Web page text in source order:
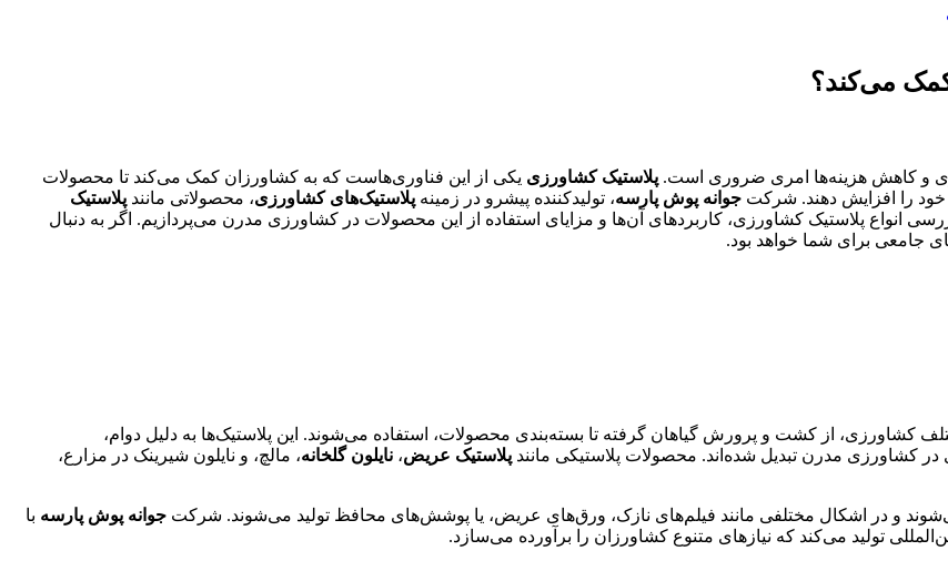
می‌کند؟
و کاهش هزینه‌ها امری ضروری است. پلاستیک کشاورزی یکی از این فناوری‌هاست که به کشاورزان کمک می‌کند تا محصولات
خود را افزایش دهند. شرکت جوانه پوش پارسه، تولیدکننده پیشرو در زمینه پلاستیک‌های کشاورزی، محصولاتی مانند پلاستیک
بررسی انواع پلاستیک کشاورزی، کاربردهای آن‌ها و مزایای استفاده از این محصولات در کشاورزی مدرن می‌پردازیم. اگر به دنبال
جامعی برای شما خواهد بود.
کشاورزی، از کشت و پرورش گیاهان گرفته تا بسته‌بندی محصولات، استفاده می‌شوند. این پلاستیک‌ها به دلیل دوام،
کشاورزی مدرن تبدیل شده‌اند. محصولات پلاستیکی مانند پلاستیک عریض، نایلون گلخانه، مالچ، و نایلون شیرینک در مزارع،
جوانه پوش پارسه با
تولید می‌کند که نیازهای متنوع کشاورزان را برآورده می‌سازد.